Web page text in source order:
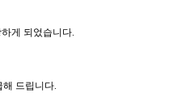
게 되었습니다.
해 드립니다.